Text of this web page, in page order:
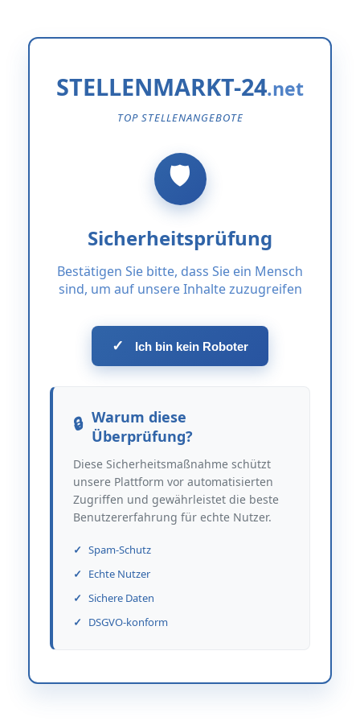
STELLENMARKT-24
TOP STELLENANGEBOTE
Sicherheitsprüfung
Bestätigen Sie bitte, dass Sie ein Mensch
sind, um auf unsere Inhalte zuzugreifen
✓ Ich bin kein Roboter
Warum diese
Überprüfung?
Diese Sicherheitsmaßnahme schützt
unsere Plattform vor automatisierten
Zugriffen und gewährleistet die beste
Benutzererfahrung für echte Nutzer.
Spam-Schutz
Echte Nutzer
Sichere Daten
DSGVO-konform